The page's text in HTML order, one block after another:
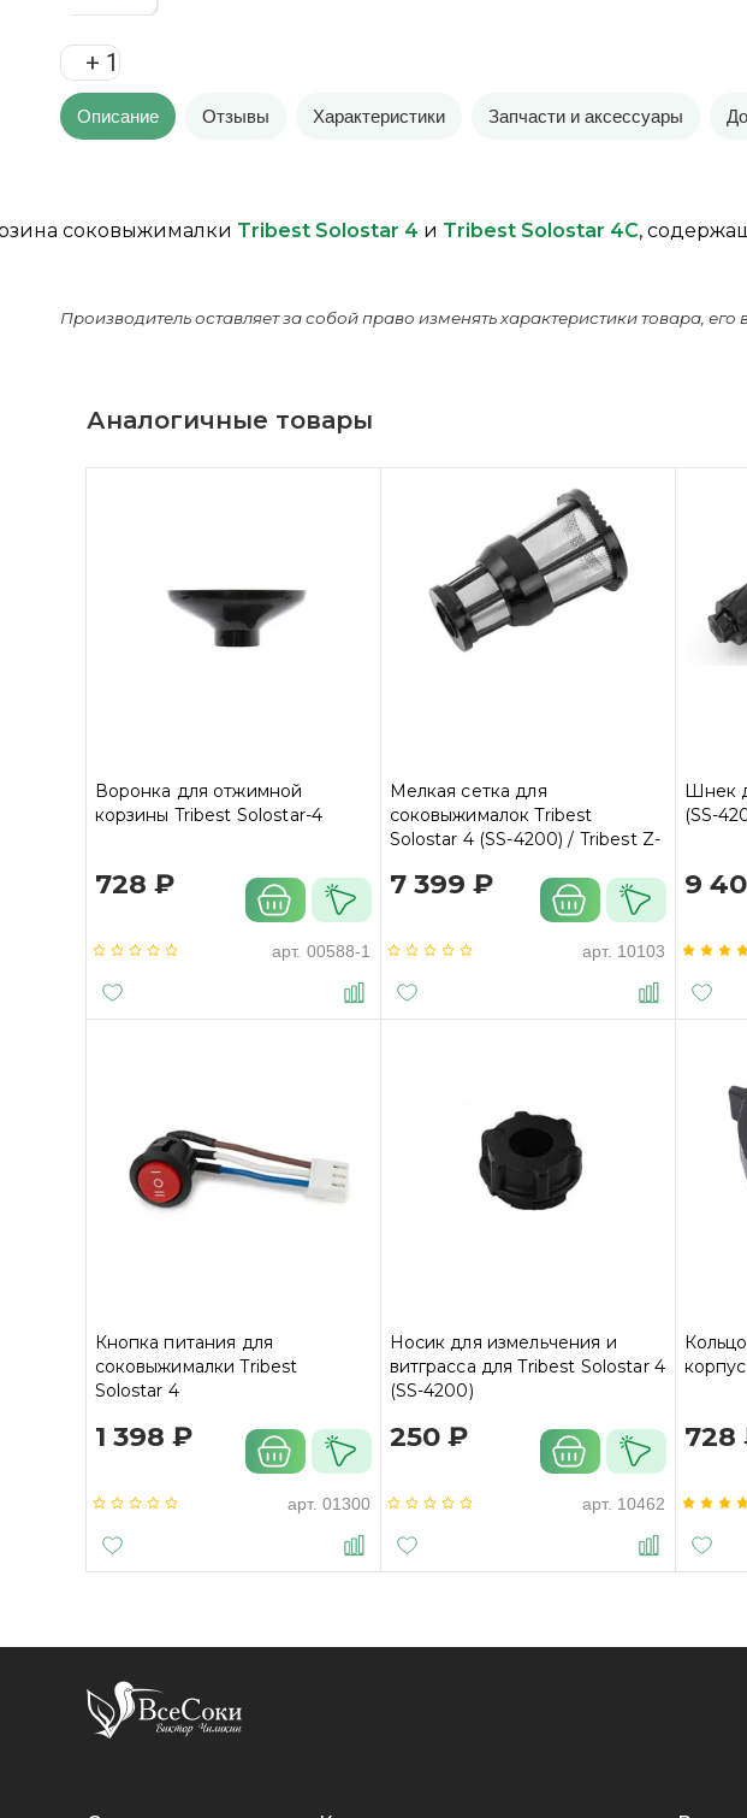
+ 1
Описание Отзывы Характеристики Запчасти и аксессуары
соковыжималки Tribest Solostar 4 и Tribest Solostar 4C,
Производитель оставляет за собой право изменять характеристики товара,
Аналогичные товары
Воронка для отжимной
корзины Tribest Solostar-4
728 ₽
арт. 00588-1
Мелкая сетка для
соковыжималок Tribest
Solostar 4 (SS-4200) / Tribest Z-
7 399 ₽
арт. 10103
Шнек
(SS-
9
Кнопка питания для
соковыжималки Tribest
Solostar 4
1 398 ₽
арт. 01300
Носик для измельчения и
витграсса для Tribest Solostar 4
(SS-4200)
250 ₽
арт. 10462
728